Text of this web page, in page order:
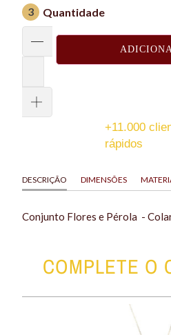
3 Quantidade
+11.000
rápidos
DESCRIÇÃO DIMENSÕES
Conjunto Flores e Pérola -
COMPLETE O